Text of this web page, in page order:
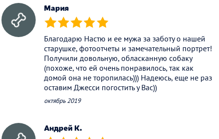
Мария
(*) (*) (*) (*) (*)
Благодарю Настю и ее мужа за заботу о нашей
старушке, фотоотчеты и замечательный портрет!
Получили довольную, обласканную собаку
(похоже, что ей очень понравилось, так как
домой она не торопилась))) Надеюсь, еще не раз
оставим Джесси погостить у Вас))
октябрь 2019
Андрей К.